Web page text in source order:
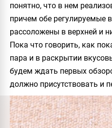
понятно, что в нем
причем обе регулируемые
рассоложены в верхней и
Пока что говорить, как
пара и в раскрытии
будем ждать первых
должно присутствовать и